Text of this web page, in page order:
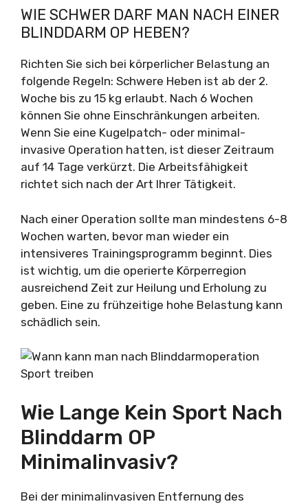
WIE SCHWER DARF MAN NACH EINER
BLINDDARM OP HEBEN?
Richten Sie sich bei körperlicher Belastung an
folgende Regeln: Schwere Heben ist ab der 2.
Woche bis zu 15 kg erlaubt. Nach 6 Wochen
können Sie ohne Einschränkungen arbeiten.
Wenn Sie eine Kugelpatch- oder minimal-
invasive Operation hatten, ist dieser Zeitraum
auf 14 Tage verkürzt. Die Arbeitsfähigkeit
richtet sich nach der Art Ihrer Tätigkeit.
Nach einer Operation sollte man mindestens 6-8
Wochen warten, bevor man wieder ein
intensiveres Trainingsprogramm beginnt. Dies
ist wichtig, um die operierte Körperregion
ausreichend Zeit zur Heilung und Erholung zu
geben. Eine zu frühzeitige hohe Belastung kann
schädlich sein.
Wie Lange Kein Sport Nach
Blinddarm OP
Minimalinvasiv?
Bei der minimalinvasiven Entfernung des